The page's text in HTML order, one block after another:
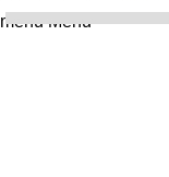
menu Menu